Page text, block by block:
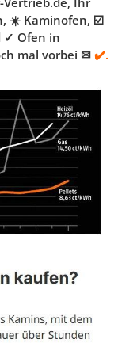
☀️ Kaminofen, ☑️
✓ Ofen in
mal vorbei ✉ ✔️.